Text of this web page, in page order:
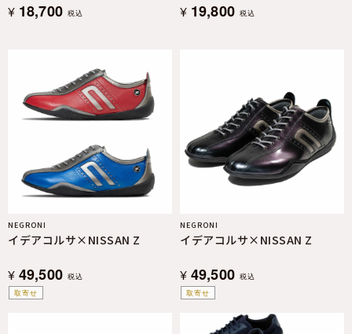
¥ 18,700 税込 ¥ 19,800 税込
取寄せ
NEGRONI
イデアコルサ×NISSAN Z
¥ 49,500 税込
取寄せ
NEGRONI
イデアコルサ×NISSAN Z
¥ 49,500 税込